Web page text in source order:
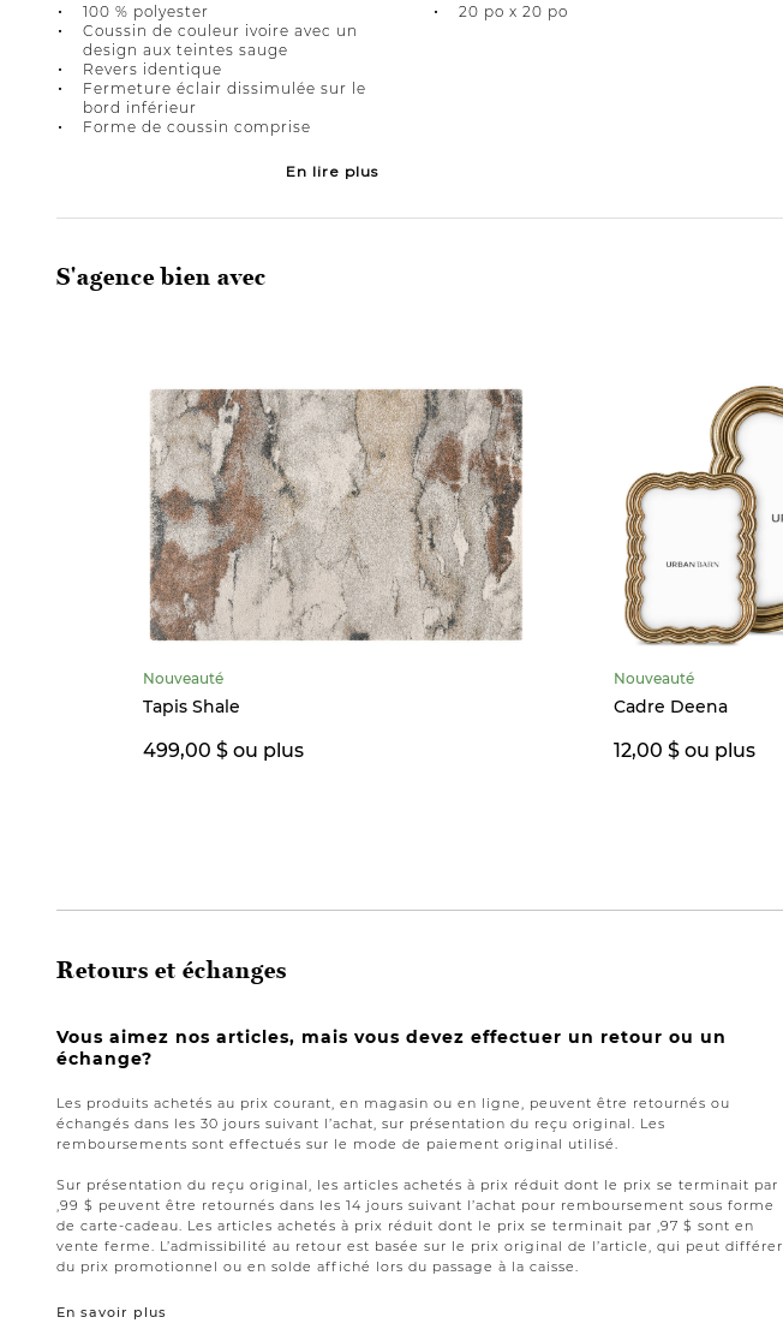
100 % polyester
Coussin de couleur ivoire avec un
design aux teintes sauge
Revers identique
Fermeture éclair dissimulée sur le
bord inférieur
Forme de coussin comprise
En lire plus
20 po x 20 po
S'agence bien avec
Nouveauté
Tapis Shale
499,00 $ ou plus
Nouveauté
Cadre Deena
12,00 $ ou plus
Retours et échanges
Vous aimez nos articles, mais vous devez effectuer un retour ou un
échange?
Les produits achetés au prix courant, en magasin ou en ligne, peuvent être retournés ou
échangés dans les 30 jours suivant l’achat, sur présentation du reçu original. Les
remboursements sont effectués sur le mode de paiement original utilisé.
Sur présentation du reçu original, les articles achetés à prix réduit dont le prix se terminait par
,99 $ peuvent être retournés dans les 14 jours suivant l’achat pour remboursement sous forme
de carte-cadeau. Les articles achetés à prix réduit dont le prix se terminait par ,97 $ sont en
vente ferme. L’admissibilité au retour est basée sur le prix original de l’article, qui peut différer
du prix promotionnel ou en solde affiché lors du passage à la caisse.
En savoir plus